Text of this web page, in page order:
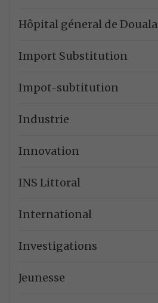
Hôpital géneral de Douala
Import Substitution
Impot-subtitution
Industrie
Innovation
INS Littoral
International
Investigations
Jeunesse